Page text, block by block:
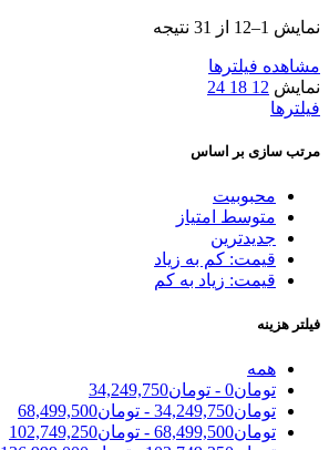
نمایش 1–12 از 31 نتیجه
مشاهده فیلترها
نمایش 12
18
24
فیلترها
مرتب سازی بر اساس
محبوبیت
متوسط امتیاز
جدیدترین
قیمت: کم به زیاد
قیمت: زیاد به کم
فیلتر هزینه
همه
تومان0
- تومان34,249,750
تومان34,249,750
- تومان68,499,500
تومان68,499,500
- تومان102,749,250